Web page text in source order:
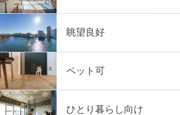
眺望良好
ペット可
ひとり暮らし向け